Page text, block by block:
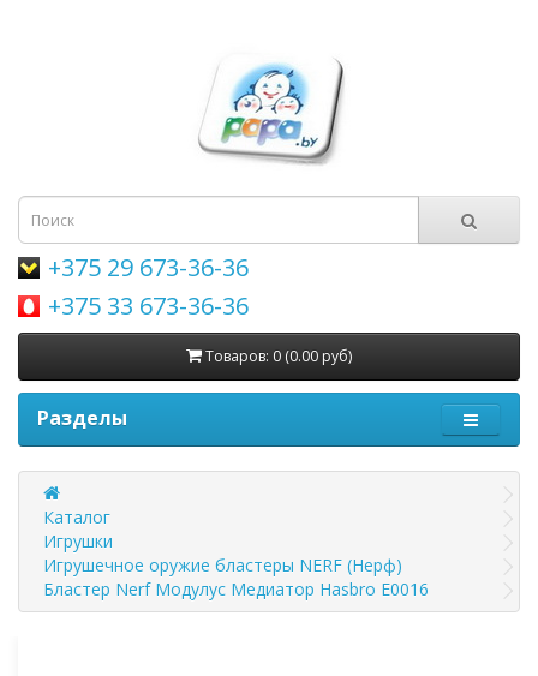
+375 29 673-36-36
+375 33 673-36-36
Товаров: 0 (0.00 руб)
Разделы
Каталог
Игрушки
Игрушечное оружие бластеры NERF (Нерф)
Бластер Nerf Модулус Медиатор Hasbro E0016